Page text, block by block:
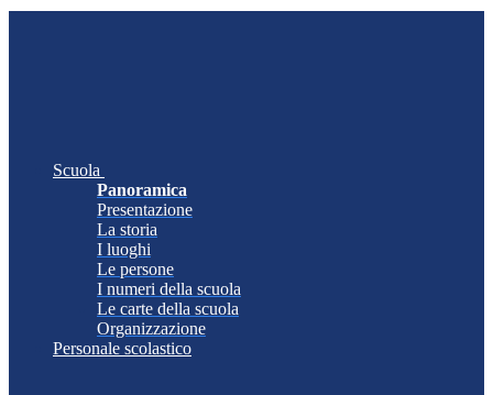
Scuola
Panoramica
Presentazione
La storia
I luoghi
Le persone
I numeri della scuola
Le carte della scuola
Organizzazione
Personale scolastico